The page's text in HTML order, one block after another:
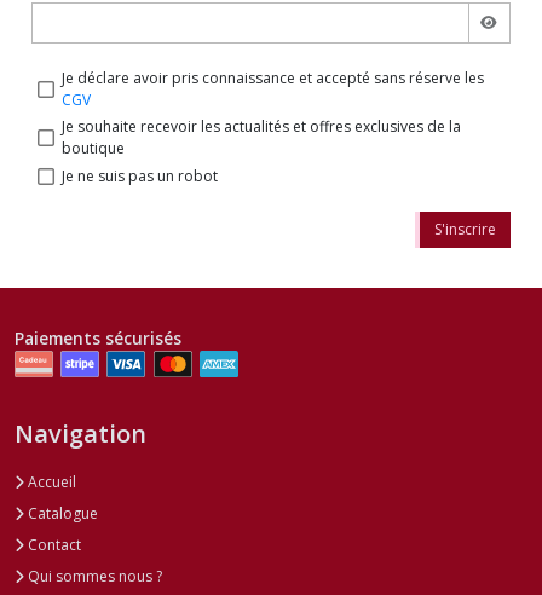
Je déclare avoir pris connaissance et accepté sans réserve les
CGV
Je souhaite recevoir les actualités et offres exclusives de la
boutique
Je ne suis pas un robot
S'inscrire
Paiements sécurisés
Navigation
Accueil
Catalogue
Contact
Qui sommes nous ?